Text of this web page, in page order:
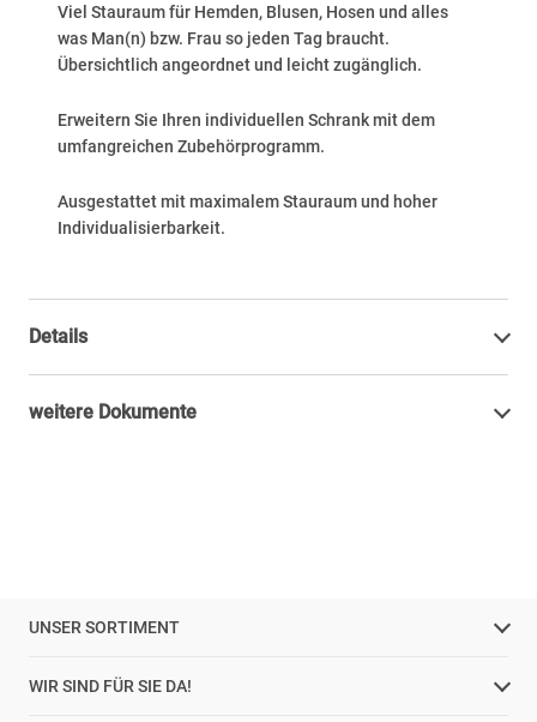
Viel Stauraum für Hemden, Blusen, Hosen und alles
was Man(n) bzw. Frau so jeden Tag braucht.
Übersichtlich angeordnet und leicht zugänglich.
Erweitern Sie Ihren individuellen Schrank mit dem
umfangreichen Zubehörprogramm.
Ausgestattet mit maximalem Stauraum und hoher
Individualisierbarkeit.
Details
weitere Dokumente
UNSER SORTIMENT
WIR SIND FÜR SIE DA!